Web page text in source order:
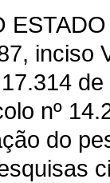
inciso
nº
do